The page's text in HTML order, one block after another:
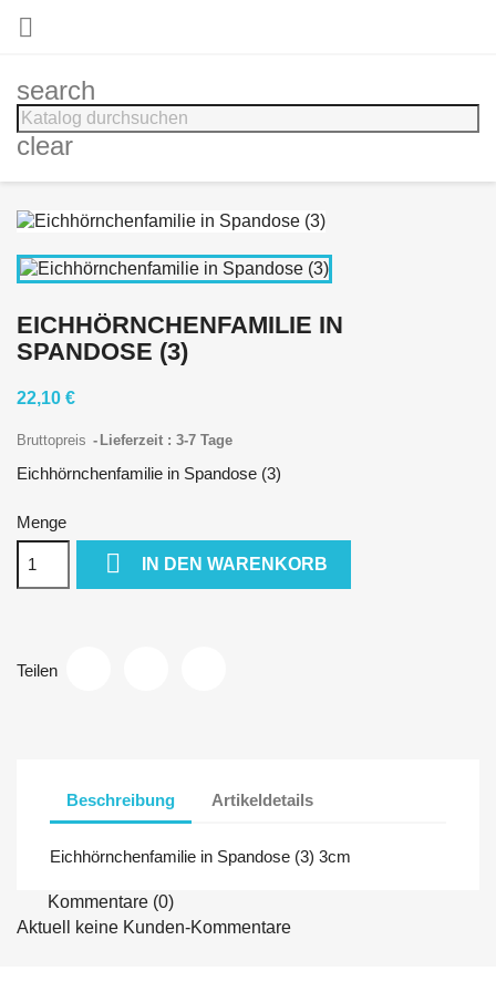

search
clear
EICHHÖRNCHENFAMILIE IN
SPANDOSE (3)
22,10 €
Bruttopreis Lieferzeit : 3-7 Tage
Eichhörnchenfamilie in Spandose (3)
Menge
 IN DEN WARENKORB
Teilen
Beschreibung Artikeldetails
Eichhörnchenfamilie in Spandose (3) 3cm
Kommentare (0)
Aktuell keine Kunden-Kommentare